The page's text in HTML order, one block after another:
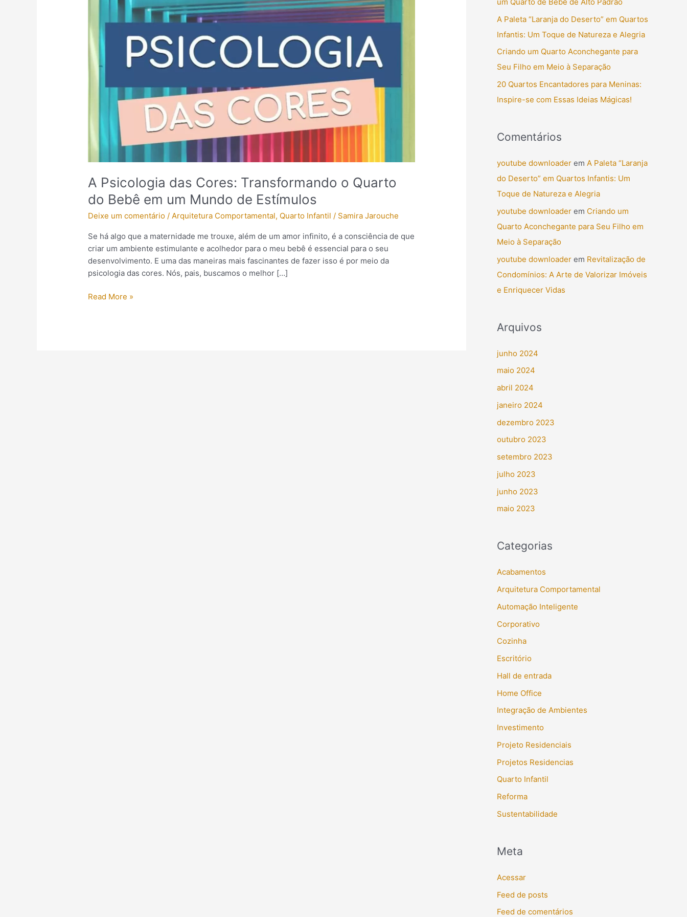
A Psicologia das Cores: Transformando o Quarto
do Bebê em um Mundo de Estímulos
Deixe um comentário /Arquitetura Comportamental, Quarto Infantil / Samira Jarouche
Se há algo que a maternidade me trouxe, além de um amor infinito, é a consciência de que
criar um ambiente estimulante e acolhedor para o meu bebê é essencial para o seu
desenvolvimento. E uma das maneiras mais fascinantes de fazer isso é por meio da
psicologia das cores. Nós, pais, buscamos o melhor […]
Psicologia
Cores:
Transformando
Quarto
de
Read More »
p
o
r
:
A Paleta “Laranja do Deserto” em Quartos
Infantis: Um Toque de Natureza e Alegria
Criando um Quarto Aconchegante para
Seu Filho em Meio à Separação
20 Quartos Encantadores para Meninas:
Inspire-se com Essas Ideias Mágicas!
Comentários
youtube downloader em A Paleta “Laranja
do Deserto” em Quartos Infantis: Um
Toque de Natureza e Alegria
youtube downloader em Criando um
Quarto Aconchegante para Seu Filho em
Meio à Separação
youtube downloader em Revitalização de
Condomínios: A Arte de Valorizar Imóveis
e Enriquecer Vidas
Arquivos
junho 2024
maio 2024
abril 2024
janeiro 2024
dezembro 2023
outubro 2023
setembro 2023
julho 2023
junho 2023
maio 2023
Categorias
Acabamentos
Arquitetura Comportamental
Automação Inteligente
Corporativo
Cozinha
Escritório
Hall de entrada
Home Office
Integração de Ambientes
Investimento
Projeto Residenciais
Projetos Residencias
Quarto Infantil
Reforma
Sustentabilidade
Meta
Acessar
Feed de posts
Feed de comentários